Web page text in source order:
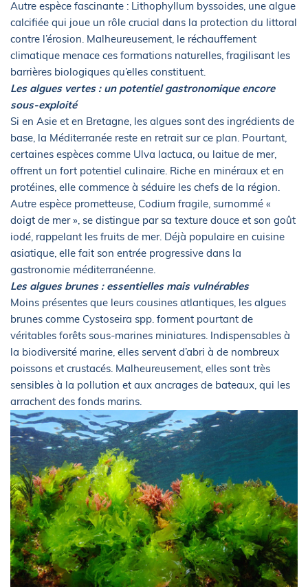
Autre espèce fascinante : Lithophyllum byssoides, une algue
calcifiée qui joue un rôle crucial dans la protection du littoral
contre l’érosion. Malheureusement, le réchauffement
climatique menace ces formations naturelles, fragilisant les
barrières biologiques qu’elles constituent.
Les algues vertes : un potentiel gastronomique encore
sous-exploité
Si en Asie et en Bretagne, les algues sont des ingrédients de
base, la Méditerranée reste en retrait sur ce plan. Pourtant,
certaines espèces comme Ulva lactuca, ou laitue de mer,
offrent un fort potentiel culinaire. Riche en minéraux et en
protéines, elle commence à séduire les chefs de la région.
Autre espèce prometteuse, Codium fragile, surnommé «
doigt de mer », se distingue par sa texture douce et son goût
iodé, rappelant les fruits de mer. Déjà populaire en cuisine
asiatique, elle fait son entrée progressive dans la
gastronomie méditerranéenne.
Les algues brunes : essentielles mais vulnérables
Moins présentes que leurs cousines atlantiques, les algues
brunes comme Cystoseira spp. forment pourtant de
véritables forêts sous-marines miniatures. Indispensables à
la biodiversité marine, elles servent d’abri à de nombreux
poissons et crustacés. Malheureusement, elles sont très
sensibles à la pollution et aux ancrages de bateaux, qui les
arrachent des fonds marins.